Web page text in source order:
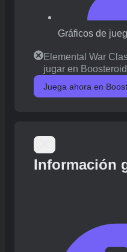
Gráficos de
Elemental War
jugar en
Juega ahora en
Información